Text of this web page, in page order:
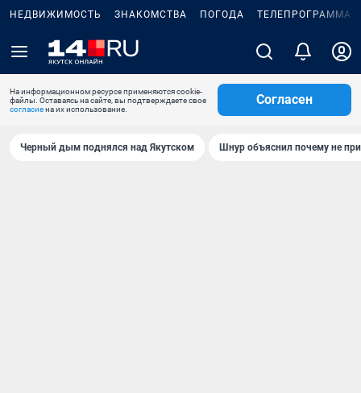
НЕДВИЖИМОСТЬ ЗНАКОМСТВА ПОГОДА ТЕЛЕПРОГРАММА
На информационном ресурсе применяются cookie-
файлы. Оставаясь на сайте, вы подтверждаете свое
согласиена их использование.
Согласен
Черный дым поднялся над Якутском Шнур объяснил почему не